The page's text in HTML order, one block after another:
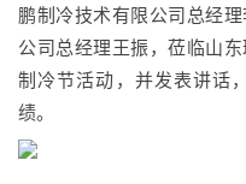
鹏制冷技术有限公司总经
公司总经理王振，莅临山
制冷节活动，并发表讲话
绩。